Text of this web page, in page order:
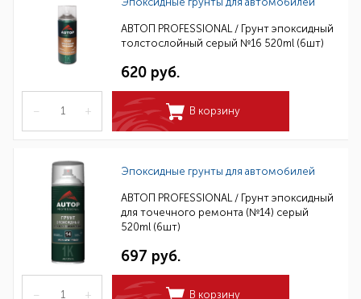
АВТОП PROFESSIONAL / Грунт эпоксидный
толстослойный серый №16 520ml (6шт)
620 руб.
– + В корзину
Эпоксидные грунты для автомобилей
АВТОП PROFESSIONAL / Грунт эпоксидный
для точечного ремонта (№14) серый
520ml (6шт)
697 руб.
– + В корзину